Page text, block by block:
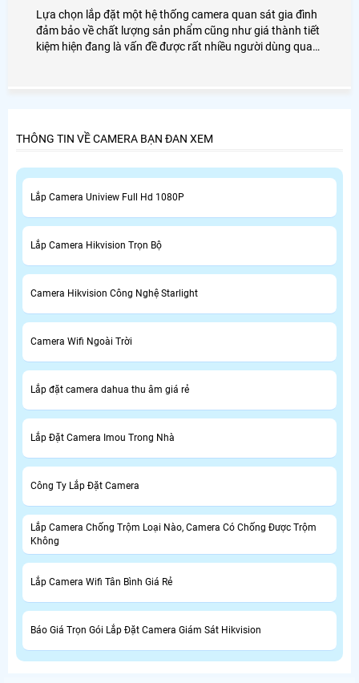
Lựa chọn lắp đặt một hệ thống camera quan sát gia đình
đảm bảo về chất lượng sản phẩm cũng như giá thành tiết
kiệm hiện đang là vấn đề được rất nhiều người dùng quan
THÔNG TIN VỀ CAMERA BẠN ĐAN XEM
Lắp Camera Uniview Full Hd 1080P
Lắp Camera Hikvision Trọn Bộ
Camera Hikvision Công Nghệ Starlight
Camera Wifi Ngoài Trời
Lắp đặt camera dahua thu âm giá rẻ
Lắp Đặt Camera Imou Trong Nhà
Công Ty Lắp Đặt Camera
Lắp Camera Chống Trộm Loại Nào, Camera Có Chống Được Trộm
Không
Lắp Camera Wifi Tân Bình Giá Rẻ
Báo Giá Trọn Gói Lắp Đặt Camera Giám Sát Hikvision